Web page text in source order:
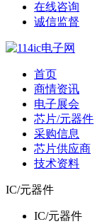
在线咨询
诚信监督
首页
商情资讯
电子展会
芯片/元器件
采购信息
芯片供应商
技术资料
IC/元器件
IC/元器件